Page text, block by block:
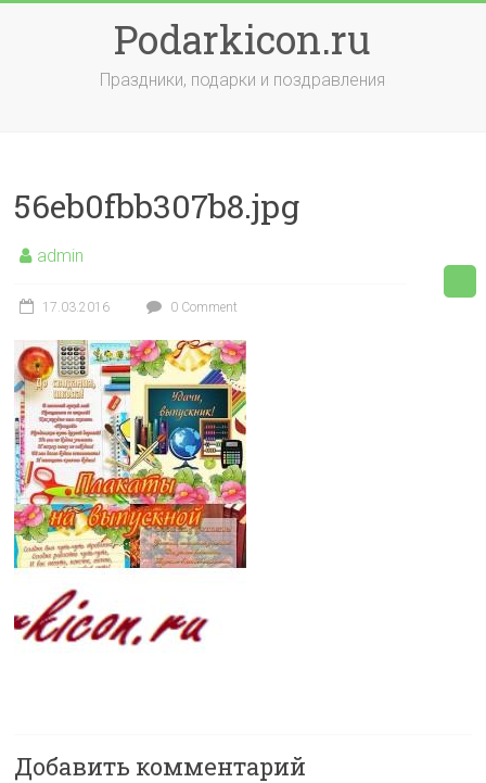
Podarkicon.ru
Праздники, подарки и поздравления
56eb0fbb307b8.jpg
admin
17.03.2016 0 Comment
Добавить комментарий